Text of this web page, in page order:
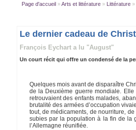
Page d'accueil»Arts et littérature» Littérature»
Le dernier cadeau de
François Eychart a lu "August"
Un court récit qui offre un condensé de la
Quelques mois avant de disparaître
de la Deuxième guerre mondiale.
retrouvaient des enfants malades,
brutalité des armées d’occupation
tout, de médicaments, de nourriture,
subies par la population à la fin de la
l’Allemagne réunifiée.